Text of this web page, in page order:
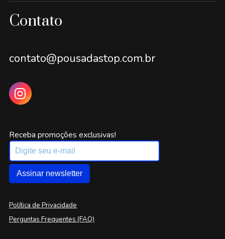
Contato
contato@pousadastop.com.br
Receba promoções exclusivas!
Assinar newsletter
Política de Privacidade
Perguntas Frequentes (FAQ)